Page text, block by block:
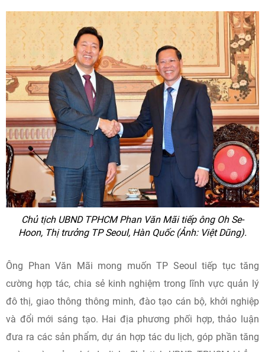
Chủ tịch UBND TPHCM Phan Văn Mãi tiếp ông Oh Se-
Hoon, Thị trưởng TP Seoul, Hàn Quốc (Ảnh: Việt Dũng).
Ông Phan Văn Mãi mong muốn TP Seoul tiếp tục tăng
cường hợp tác, chia sẻ kinh nghiệm trong lĩnh vực quản lý
đô thị, giao thông thông minh, đào tạo cán bộ, khởi nghiệp
và đổi mới sáng tạo. Hai địa phương phối hợp, thảo luận
đưa ra các sản phẩm, dự án hợp tác du lịch, góp phần tăng